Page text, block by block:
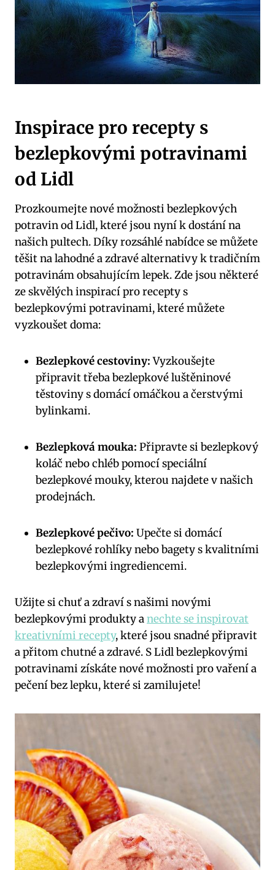
Inspirace pro recepty s
bezlepkovými potravinami
od Lidl
Prozkoumejte nové možnosti bezlepkových
potravin od Lidl, které jsou nyní k dostání na
našich pultech. Díky rozsáhlé nabídce se můžete
těšit na lahodné a zdravé alternativy k tradičním
potravinám obsahujícím lepek. Zde jsou některé
ze skvělých inspirací pro recepty s
bezlepkovými potravinami, které můžete
vyzkoušet doma:
Bezlepkové cestoviny:Vyzkoušejte
připravit třeba bezlepkové luštěninové
těstoviny s domácí omáčkou a čerstvými
bylinkami.
Bezlepková mouka: Připravte si bezlepkový
koláč nebo chléb pomocí speciální
bezlepkové mouky, kterou najdete v našich
prodejnách.
Bezlepkové pečivo: Upečte si domácí
bezlepkové rohlíky nebo bagety s kvalitními
bezlepkovými ingrediencemi.
Užijte si chuť a zdraví s našimi novými
bezlepkovými produkty anechte se inspirovat
kreativními recepty, které jsou snadné připravit
a přitom chutné a zdravé. S Lidl bezlepkovými
potravinami získáte nové možnosti pro vaření a
pečení bez lepku, které si zamilujete!